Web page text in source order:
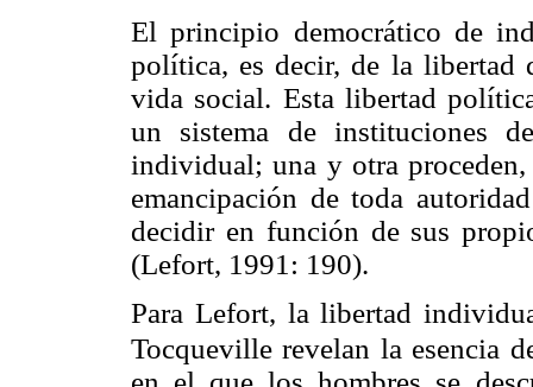
El principio democrático de
política, es decir, de la libertad
vida social. Esta libertad
un sistema de instituciones
individual; una y otra
emancipación de toda
decidir en función de sus
(Lefort, 1991: 190).
Para Lefort, la libertad
Tocqueville revelan la esencia